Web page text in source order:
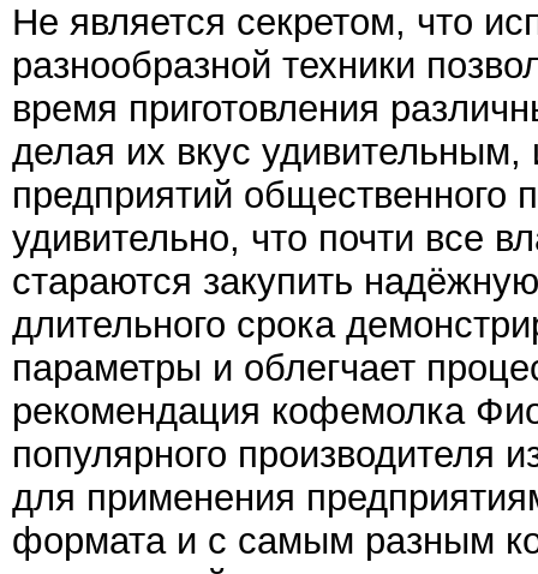
Не является секретом, что
разнообразной техники
время приготовления
делая их вкус удивительным,
предприятий общественного
удивительно, что почти все
стараются закупить
длительного срока
параметры и облегчает
рекомендация кофемолка
популярного производителя
для применения
формата и с самым разным